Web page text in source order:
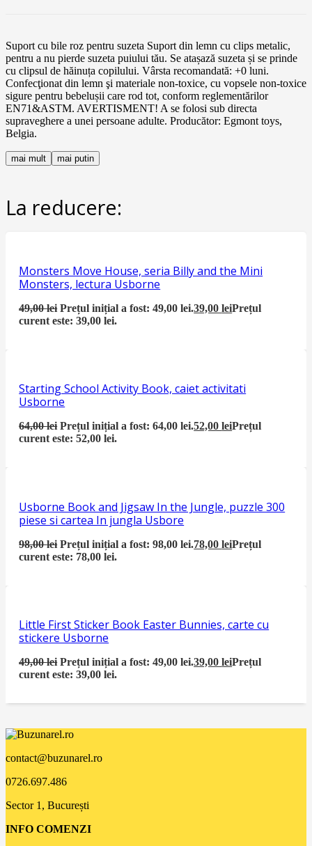
Suport cu bile roz pentru suzeta Suport din lemn cu clips metalic,
pentru a nu pierde suzeta puiului tău. Se atașază suzeta și se prinde
cu clipsul de hăinuța copilului. Vârsta recomandată: +0 luni.
Confecţionat din lemn şi materiale non-toxice, cu vopsele non-toxice
sigure pentru bebelușii care rod tot, conform reglementărilor
EN71&ASTM. AVERTISMENT! A se folosi sub directa
supraveghere a unei persoane adulte. Producător: Egmont toys,
Belgia.
mai mult mai putin
La reducere:
Monsters Move House, seria Billy and the Mini
Monsters, lectura Usborne
49,00lei Prețul inițial a fost: 49,00 lei.39,00leiPrețul
curent este: 39,00 lei.
Starting School Activity Book, caiet activitati
Usborne
64,00lei Prețul inițial a fost: 64,00 lei.52,00leiPrețul
curent este: 52,00 lei.
Usborne Book and Jigsaw In the Jungle, puzzle 300
piese si cartea In jungla Usbore
98,00lei Prețul inițial a fost: 98,00 lei.78,00leiPrețul
curent este: 78,00 lei.
Little First Sticker Book Easter Bunnies, carte cu
stickere Usborne
49,00lei Prețul inițial a fost: 49,00 lei.39,00leiPrețul
curent este: 39,00 lei.
contact@buzunarel.ro
0726.697.486
Sector 1, București
INFO COMENZI